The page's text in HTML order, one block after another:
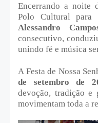
Encerrando a noite
Polo Cultural
Alessandro
consecutivo,
unindo fé e música
A Festa de Nossa
de setembro de
devoção, tradição e
movimentam toda a